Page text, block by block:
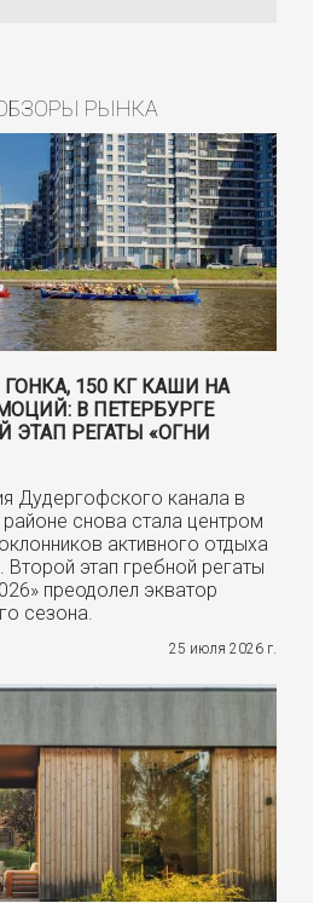
РЫНКА
ГОНКА, 150 КГ КАШИ НА
В ПЕТЕРБУРГЕ
ЭТАП РЕГАТЫ «ОГНИ
Дудергофского канала в
снова стала центром
активного отдыха
Второй этап гребной регаты
преодолел экватор
сезона.
25 июля 2026 г.